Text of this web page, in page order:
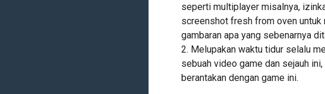
seperti multiplayer misalnya,
screenshot fresh from oven untuk
gambaran apa yang sebenarnya
2. Melupakan waktu tidur selalu
sebuah video game dan sejauh
berantakan dengan game ini.